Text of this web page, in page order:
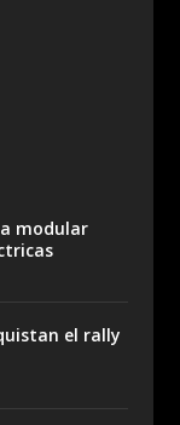
modular
el rally